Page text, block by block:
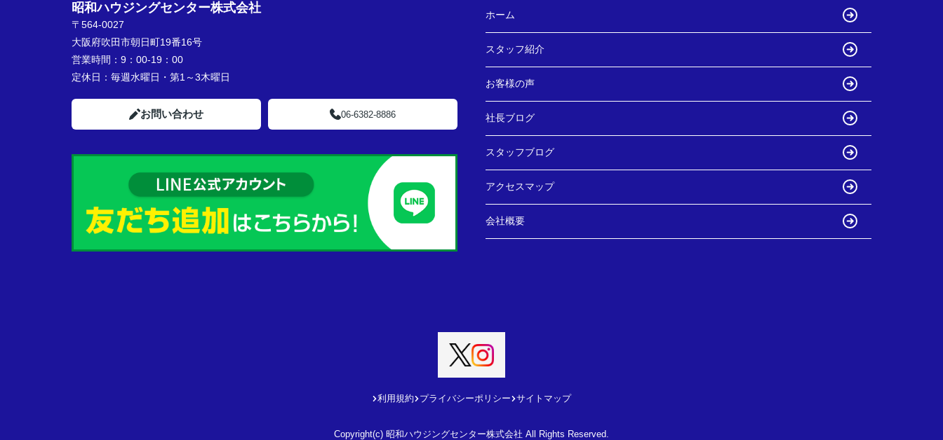
昭和ハウジングセンター株式会社
〒564-0027
大阪府吹田市朝日町19番16号
営業時間： 9：00-19：00
定休日： 毎週水曜日・第1～3木曜日
お問い合わせ 06-6382-8886
ホーム
スタッフ紹介
お客様の声
社長ブログ
スタッフブログ
アクセスマップ
会社概要
利用規約 プライバシーポリシー サイトマップ
Copyright(c) 昭和ハウジングセンター株式会社 All Rights Reserved.